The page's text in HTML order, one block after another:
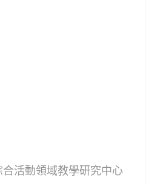
活動領域教學研究中心